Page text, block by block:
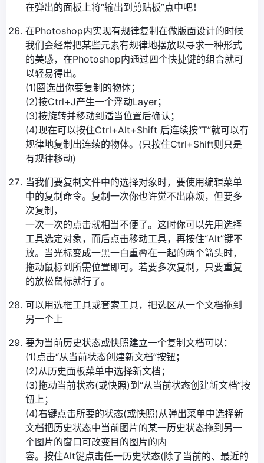
在弹出的面板上将“输出到剪贴板”点中吧！
在Photoshop内实现有规律复制在做版面设计的时候
我们会经常把某些元素有规律地摆放以寻求一种形式
的美感，在Photoshop内通过四个快捷键的组合就可
以轻易得出。
(1)圈选出你要复制的物体；
(2)按Ctrl+J产生一个浮动Layer；
(3)按旋转并移动到适当位置后确认；
(4)现在可以按住Ctrl+Alt+Shift 后连续按“T”就可以有
规律地复制出连续的物体。(只按住Ctrl+Shift则只是
有规律移动)
当我们要复制文件中的选择对象时，要使用编辑菜单
中的复制命令。复制一次你也许觉不出麻烦，但要多
次复制，
一次一次的点击就相当不便了。这时你可以先用选择
工具选定对象，而后点击移动工具，再按住“Alt”键不
放。当光标变成一黑一白重叠在一起的两个箭头时，
拖动鼠标到所需位置即可。若要多次复制，只要重复
的放松鼠标就行了。
可以用选框工具或套索工具，把选区从一个文档拖到
另一个上
要为当前历史状态或快照建立一个复制文档可以：
(1)点击“从当前状态创建新文档”按钮；
(2)从历史面板菜单中选择新文档；
(3)拖动当前状态(或快照)到“从当前状态创建新文档”按
钮上；
(4)右键点击所要的状态(或快照)从弹出菜单中选择新
文档把历史状态中当前图片的某一历史状态拖到另一
个图片的窗口可改变目的图片的内
容。按住Alt键点击任一历史状态(除了当前的、最近的